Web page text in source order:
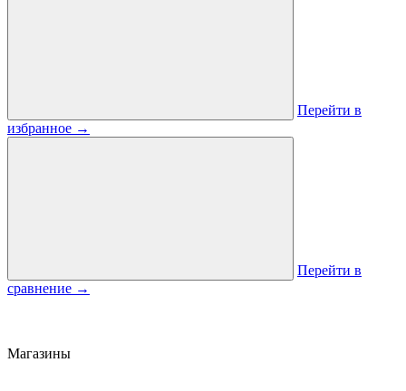
Перейти в
избранное →
Перейти в
сравнение →
Магазины